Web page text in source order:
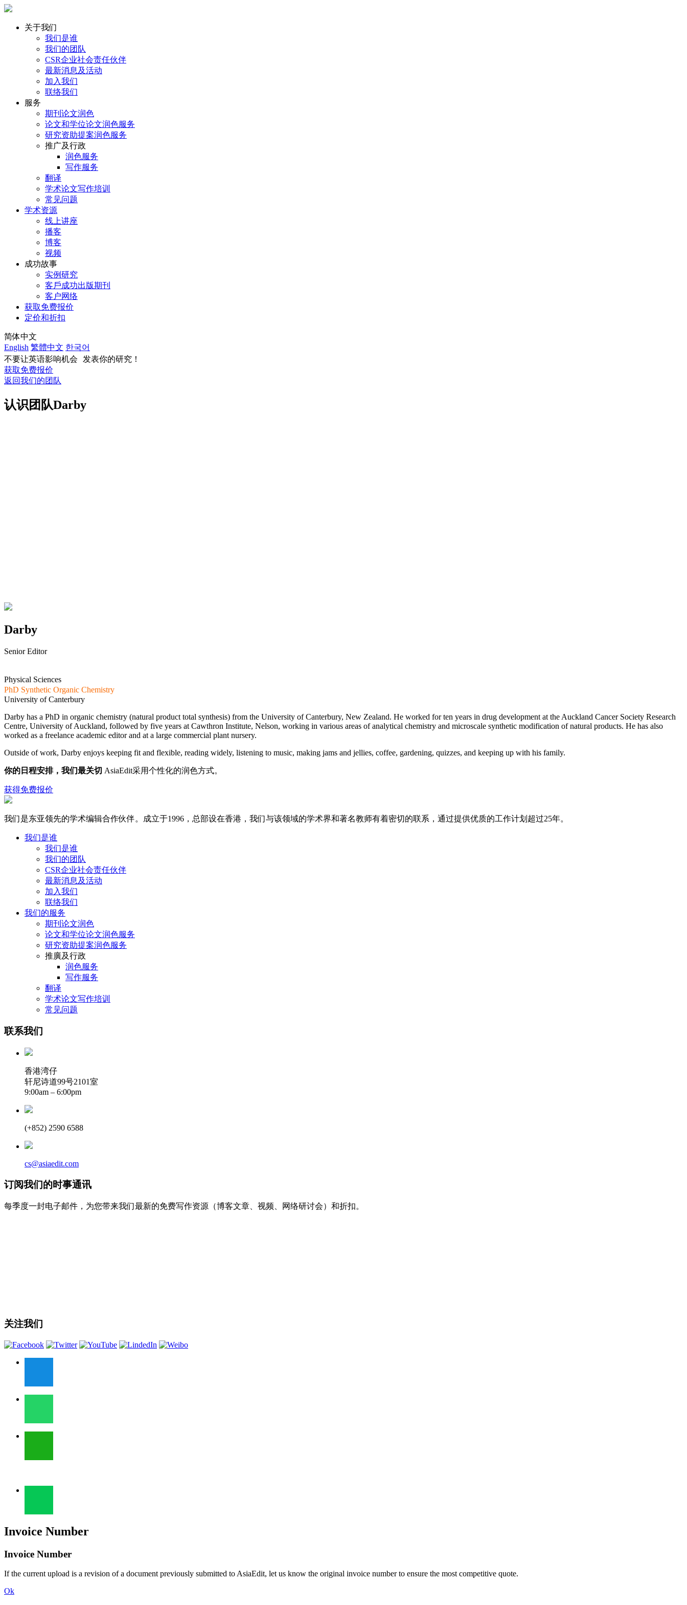
关于我们
我们是谁
我们的团队
CSR企业社会责任伙伴
最新消息及活动
加入我们
联络我们
服务
期刊论文润色
论文和学位论文润色服务
研究资助提案润色服务
推广及行政
润色服务
写作服务
翻译
学术论文写作培训
常见问题
学术资源
线上讲座
播客
博客
视频
成功故事
实例研究
客戶成功出版期刊
客户网络
获取免费报价
定价和折扣
简体中文
English 繁體中文 한국어
不要让英语影响机会 发表你的研究！
获取免费报价
返回我们的团队
认识团队Darby
Darby
Senior Editor
Physical Sciences
PhD Synthetic Organic Chemistry
University of Canterbury
Darby has a PhD in organic chemistry (natural product total synthesis) from the University of Canterbury, New Zealand. He worked for ten years in drug development at the Auckland Cancer Society Research
Centre, University of Auckland, followed by five years at Cawthron Institute, Nelson, working in various areas of analytical chemistry and microscale synthetic modification of natural products. He has also
worked as a freelance academic editor and at a large commercial plant nursery.
Outside of work, Darby enjoys keeping fit and flexible, reading widely, listening to music, making jams and jellies, coffee, gardening, quizzes, and keeping up with his family.
你的日程安排，我们最关切 AsiaEdit采用个性化的润色方式。
获得免费报价
我们是东亚领先的学术编辑合作伙伴。成立于1996，总部设在香港，我们与该领域的学术界和著名教师有着密切的联系，通过提供优质的工作计划超过25年。
我们是谁
我们是谁
我们的团队
CSR企业社会责任伙伴
最新消息及活动
加入我们
联络我们
我们的服务
期刊论文润色
论文和学位论文润色服务
研究资助提案润色服务
推廣及行政
润色服务
写作服务
翻译
学术论文写作培训
常见问题
联系我们
香港湾仔
轩尼诗道99号2101室
9:00am – 6:00pm
(+852) 2590 6588
cs@asiaedit.com
订阅我们的时事通讯
每季度一封电子邮件，为您带来我们最新的免费写作资源（博客文章、视频、网络研讨会）和折扣。
关注我们
Invoice Number
Invoice Number
If the current upload is a revision of a document previously submitted to AsiaEdit, let us know the original invoice number to ensure the most competitive quote.
Ok